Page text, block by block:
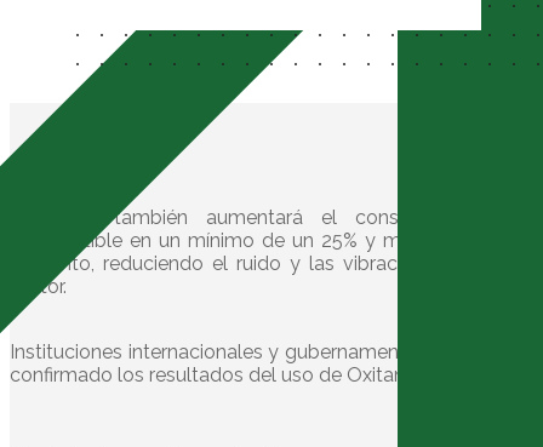
Oxitane® también aumentará el consumo de
combustible en un mínimo de un 25% y más de un
aumento, reduciendo el ruido y las vibraciones del
motor.
Instituciones internacionales y gubernamentales han
confirmado los resultados del uso de Oxitane®.